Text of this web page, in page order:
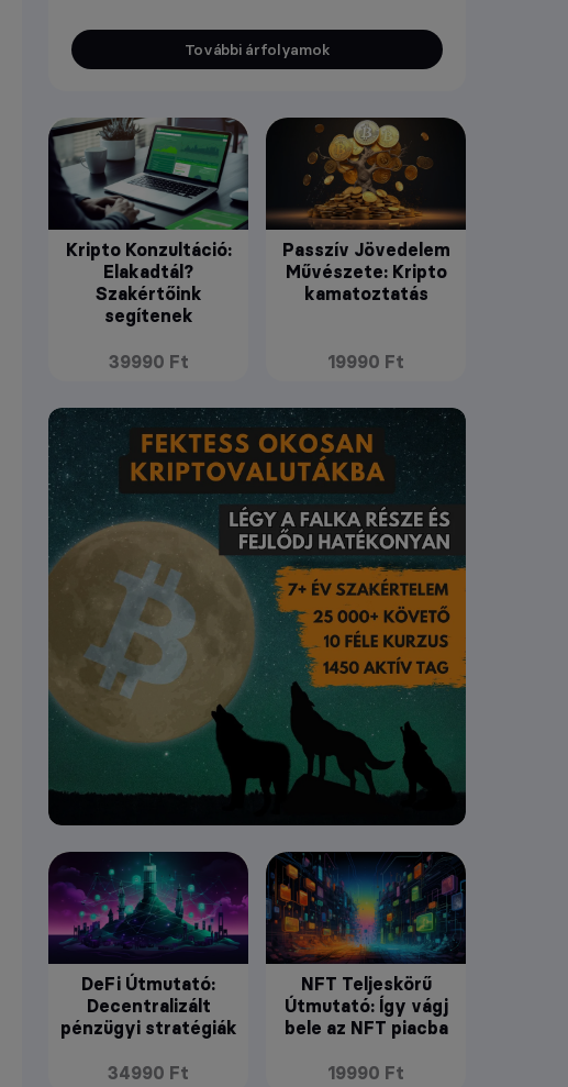
További árfolyamok
Kripto Konzultáció:
Elakadtál?
Szakértőink
segítenek
39990 Ft
Passzív Jövedelem
Művészete: Kripto
kamatoztatás
19990 Ft
DeFi Útmutató:
Decentralizált
pénzügyi stratégiák
34990 Ft
NFT Teljeskörű
Útmutató: Így vágj
bele az NFT piacba
19990 Ft